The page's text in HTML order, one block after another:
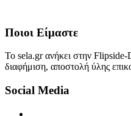
Ποιοι Είμαστε
Το sela.gr ανήκει στην
διαφήμιση, αποστολή ύλης
Social Media